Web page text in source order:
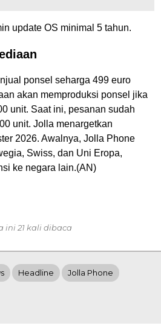
update OS minimal 5 tahun.
ponsel seharga 499 euro
akan memproduksi ponsel jika
unit. Saat ini, pesanan sudah
unit. Jolla menargetkan
2026. Awalnya, Jolla Phone
Swiss, dan Uni Eropa,
ke negara lain.(AN)
ini 21 kali dibaca
Headline Jolla Phone